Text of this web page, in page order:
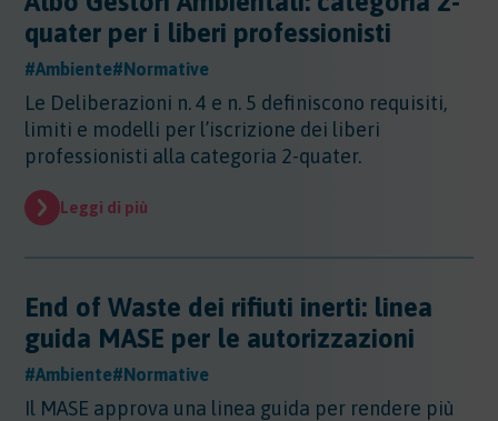
Regioni - Veneto
quater per i liberi professionisti
#Ambiente#Normative
Le Deliberazioni n. 4 e n. 5 definiscono requisiti,
limiti e modelli per l’iscrizione dei liberi
professionisti alla categoria 2-quater.
Leggi di più
End of Waste dei rifiuti inerti: linea
guida MASE per le autorizzazioni
#Ambiente#Normative
Il MASE approva una linea guida per rendere più